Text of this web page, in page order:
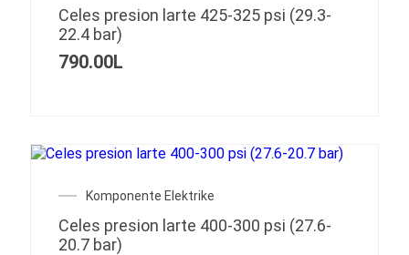
Celes presion larte 425-325 psi (29.3-
22.4 bar)
790.00L
Komponente Elektrike
Celes presion larte 400-300 psi (27.6-
20.7 bar)